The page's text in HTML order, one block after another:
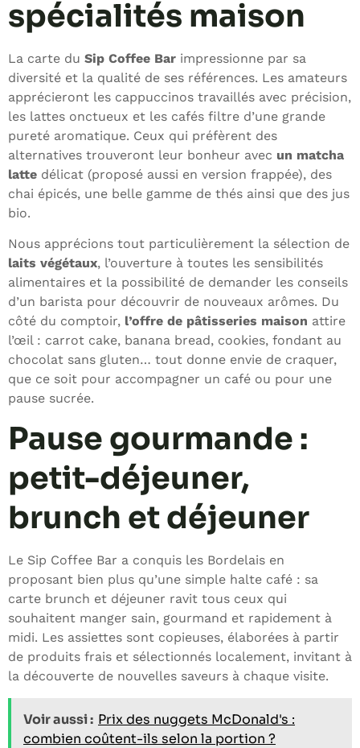
spécialités maison
La carte du Sip Coffee Bar impressionne par sa
diversité et la qualité de ses références. Les amateurs
apprécieront les cappuccinos travaillés avec précision,
les lattes onctueux et les cafés filtre d’une grande
pureté aromatique. Ceux qui préfèrent des
alternatives trouveront leur bonheur avec un matcha
latte délicat (proposé aussi en version frappée), des
chai épicés, une belle gamme de thés ainsi que des jus
bio.
Nous apprécions tout particulièrement la sélection de
laits végétaux, l’ouverture à toutes les sensibilités
alimentaires et la possibilité de demander les conseils
d’un barista pour découvrir de nouveaux arômes. Du
côté du comptoir, l’offre de pâtisseries maison attire
l’œil : carrot cake, banana bread, cookies, fondant au
chocolat sans gluten… tout donne envie de craquer,
que ce soit pour accompagner un café ou pour une
pause sucrée.
Pause gourmande :
petit-déjeuner,
brunch et déjeuner
Le Sip Coffee Bar a conquis les Bordelais en
proposant bien plus qu’une simple halte café : sa
carte brunch et déjeuner ravit tous ceux qui
souhaitent manger sain, gourmand et rapidement à
midi. Les assiettes sont copieuses, élaborées à partir
de produits frais et sélectionnés localement, invitant à
la découverte de nouvelles saveurs à chaque visite.
Voir aussi : Prix des nuggets McDonald's :
combien coûtent-ils selon la portion ?